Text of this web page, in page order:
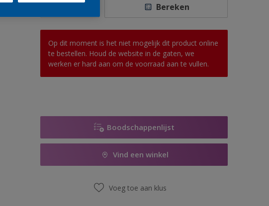
Bereken
Op dit moment is het niet mogelijk dit product online
te bestellen. Houd de website in de gaten, we
werken er hard aan om de voorraad aan te vullen.
Boodschappenlijst
Vind een winkel
Voeg toe aan klus